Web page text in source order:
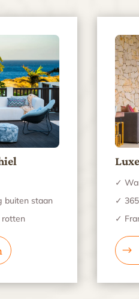
buiten staan
rotten
✓
✓
✓